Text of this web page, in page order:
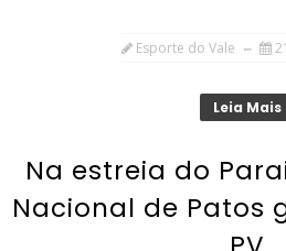
Esporte do Vale
Leia Mais
Na estreia do
Nacional de Patos